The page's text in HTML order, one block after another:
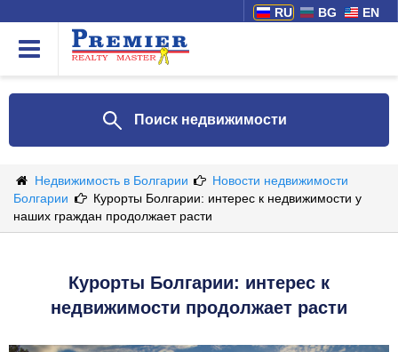
RU BG EN
Поиск недвижимости
Недвижимость в Болгарии
Новости недвижимости
Болгарии
Курорты Болгарии: интерес к недвижимости у
наших граждан продолжает расти
Курорты Болгарии: интерес к
недвижимости продолжает расти